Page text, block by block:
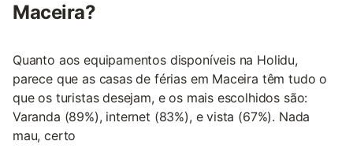
Maceira?
Quanto aos equipamentos disponíveis na Holidu,
parece que as casas de férias em Maceira têm tudo o
que os turistas desejam, e os mais escolhidos são:
Varanda (89%), internet (83%), e vista (67%). Nada
mau, certo